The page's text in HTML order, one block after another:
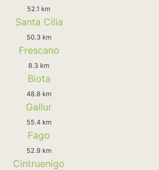
52.1 km
Santa Cilia
50.3 km
Frescano
8.3 km
Biota
48.8 km
Gallur
55.4 km
Fago
52.9 km
Cintruenigo